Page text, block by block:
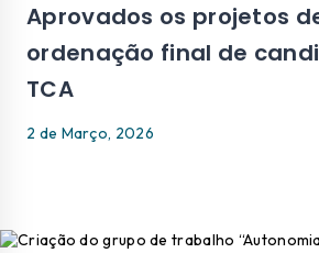
Aprovados os projetos
ordenação final de
TCA
2 de Março, 2026